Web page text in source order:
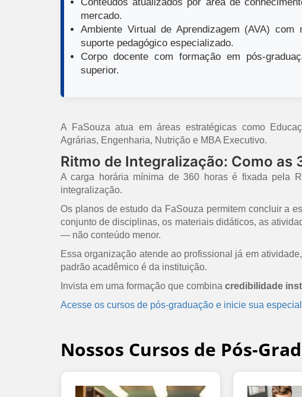
mercado.
Ambiente Virtual de Aprendizagem (AVA)
suporte pedagógico especializado.
Corpo docente com formação em pós-
superior.
A FaSouza atua em áreas estratégicas como
Agrárias, Engenharia, Nutrição e MBA Executivo.
Ritmo de Integralização: Como as
A carga horária mínima de 360 horas é fixada pela
integralização.
Os planos de estudo da FaSouza permitem concluir a
conjunto de disciplinas, os materiais didáticos, as
— não conteúdo menor.
Essa organização atende ao profissional já em
padrão acadêmico é da instituição.
Invista em uma formação que combina credibilidade
Acesse os cursos de pós-graduação e inicie sua
Nossos Cursos de Pós-